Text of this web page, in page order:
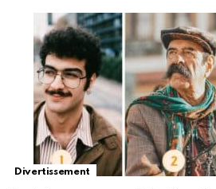
Divertissement